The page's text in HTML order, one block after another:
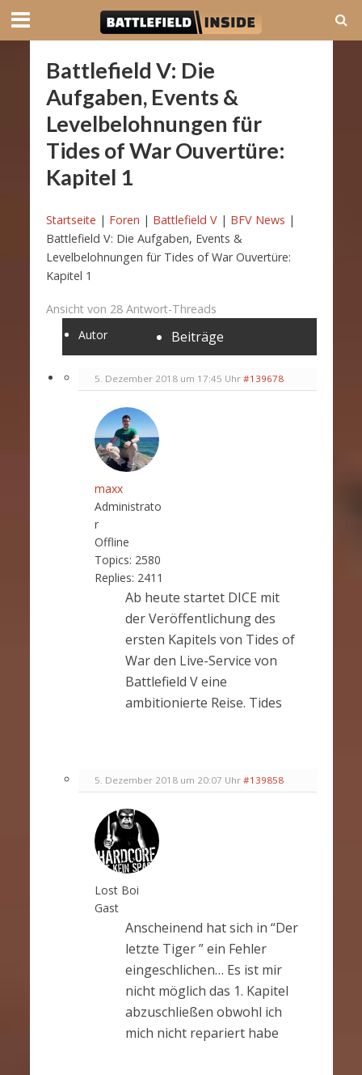
Battlefield V: Die
Aufgaben, Events &
Levelbelohnungen für
Tides of War Ouvertüre:
Kapitel 1
Startseite | Foren | Battlefield V | BFV News |
Battlefield V: Die Aufgaben, Events &
Levelbelohnungen für Tides of War Ouvertüre:
Kapitel 1
Ansicht von 28 Antwort-Threads
Autor
Beiträge
5. Dezember 2018 um 17:45 Uhr #139678
maxx
Administrato
r
Offline
Topics: 2580
Replies: 2411
Ab heute startet DICE mit
der Veröffentlichung des
ersten Kapitels von Tides of
War den Live-Service von
Battlefield V eine
ambitionierte Reise. Tides
5. Dezember 2018 um 20:07 Uhr #139858
Lost Boi
Gast
Anscheinend hat sich in “Der
letzte Tiger ” ein Fehler
eingeschlichen… Es ist mir
nicht möglich das 1. Kapitel
abzuschließen obwohl ich
mich nicht repariert habe